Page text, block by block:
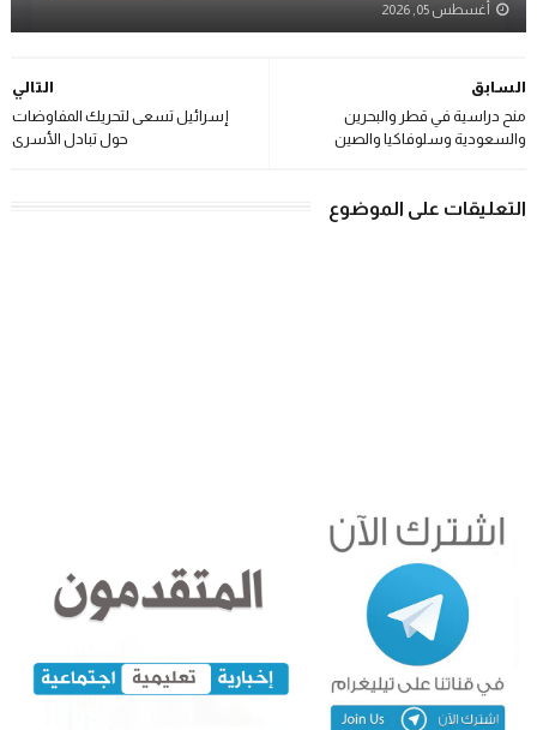
أغسطس 05, 2026
التالي
إسرائيل تسعى لتحريك المفاوضات
حول تبادل الأسرى
السابق
منح دراسية في قطر والبحرين
والسعودية وسلوفاكيا والصين
التعليقات على الموضوع